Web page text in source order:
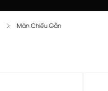
Màn Chiếu Gần